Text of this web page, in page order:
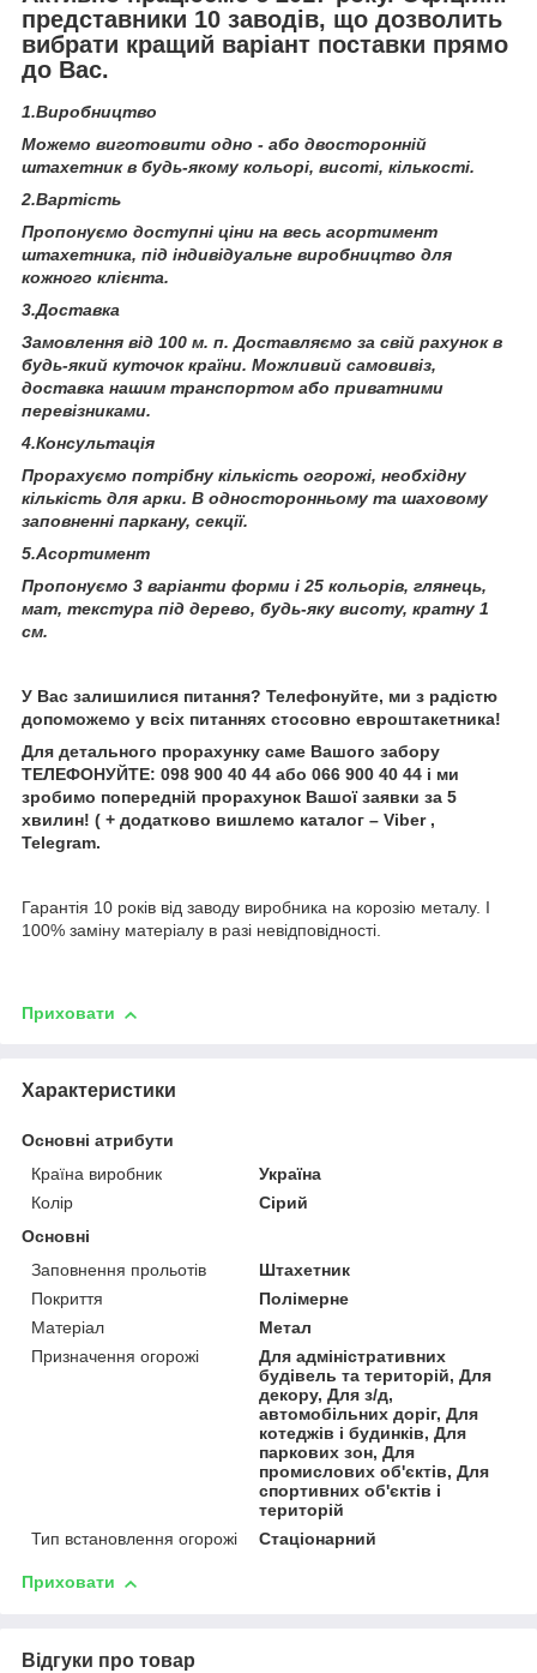
представники 10 заводів, що дозволить
вибрати кращий варіант поставки прямо
до Вас.
1.Виробництво
Можемо виготовити одно - або двосторонній
штахетник в будь-якому кольорі, висоті, кількості.
2.Вартість
Пропонуємо доступні ціни на весь асортимент
штахетника, під індивідуальне виробництво для
кожного клієнта.
3.Доставка
Замовлення від 100 м. п. Доставляємо за свій рахунок в
будь-який куточок країни. Можливий самовивіз,
доставка нашим транспортом або приватними
перевізниками.
4.Консультація
Прорахуємо потрібну кількість огорожі, необхідну
кількість для арки. В односторонньому та шаховому
заповненні паркану, секції.
5.Асортимент
Пропонуємо 3 варіанти форми і 25 кольорів, глянець,
мат, текстура під дерево, будь-яку висоту, кратну 1
см.
У Вас залишилися питання? Телефонуйте, ми з радістю
допоможемо у всіх питаннях стосовно евроштакетника!
Для детального прорахунку саме Вашого забору
ТЕЛЕФОНУЙТЕ: 098 900 40 44 або 066 900 40 44 і ми
зробимо попередній прорахунок Вашої заявки за 5
хвилин! ( + додатково вишлемо каталог – Viber ,
Telegram.
Гарантія 10 років від заводу виробника на корозію металу. І
100% заміну матеріалу в разі невідповідності.
Приховати
Характеристики
Основні атрибути
Країна виробник
Україна
Колір
Сірий
Основні
Заповнення прольотів
Штахетник
Покриття
Полімерне
Матеріал
Метал
Призначення огорожі
Для адміністративних
будівель та територій, Для
декору, Для з/д,
автомобільних доріг, Для
котеджів і будинків, Для
паркових зон, Для
промислових об'єктів, Для
спортивних об'єктів і
територій
Тип встановлення огорожі
Стаціонарний
Приховати
Відгуки про товар